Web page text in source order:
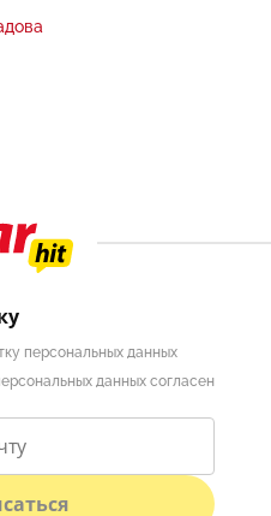
персональных данных
данных согласен